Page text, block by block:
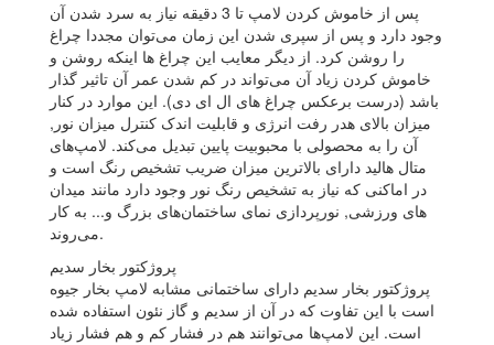
پس از خاموش کردن لامپ تا 3 دقیقه نیاز به سرد شدن آن
وجود دارد و پس از سپری شدن این زمان می‌توان مجددا چراغ
را روشن کرد. از دیگر معایب این چراغ ها اینکه روشن و
خاموش کردن زیاد آن می‌تواند در کم شدن عمر آن تاثیر گذار
باشد (درست برعکس چراغ های ال ای دی). این موارد در کنار
میزان بالای هدر رفت انرژی و قابلیت اندک کنترل میزان نور,
آن را به محصولی با محبوبیت پایین تبدیل می‌کند. لامپ‌های
متال هالید دارای بالاترین میزان ضریب تشخیص رنگ است و
در اماکنی که نیاز به تشخیص رنگ نور وجود دارد مانند میدان‌
های ورزشی, نورپردازی نمای ساختمان‌های بزرگ و... به کار
می‌روند.
پروژکتور بخار سدیم
پروژکتور بخار سدیم دارای ساختمانی مشابه لامپ بخار جیوه
است با این تفاوت که در آن از سدیم و گاز نئون استفاده شده
است. این لامپ‌ها می‌توانند هم در فشار کم و هم فشار زیاد